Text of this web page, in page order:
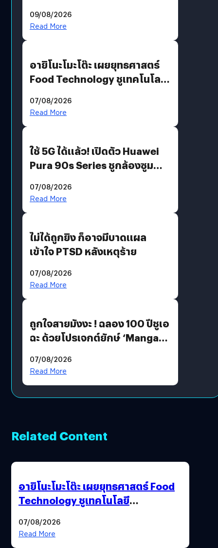
09/08/2026
Read More
อายิโนะโมะโต๊ะ เผยยุทธศาสตร์
Food Technology ชูเทคโนโลยี
บริโภคและ B2B
07/08/2026
Read More
ใช้ 5G ได้แล้ว! เปิดตัว Huawei
Pura 90s Series ชูกล้องซูม
07/08/2026
Read More
ไม่ได้ถูกยิง ก็อาจมีบาดแผล
เข้าใจ PTSD หลังเหตุร้าย
07/08/2026
Read More
ถูกใจสายมังงะ ! ฉลอง 100 ปีชูเอ
ฉะ ด้วยโปรเจกต์ยักษ์ ‘Manga
มีภาษาไทยด้วย
07/08/2026
Read More
Related Content
อายิโนะโมะโต๊ะ เผยยุทธศาสตร์ Food
Technology ชูเทคโนโลยี
บริโภคและ B2B
07/08/2026
Read More